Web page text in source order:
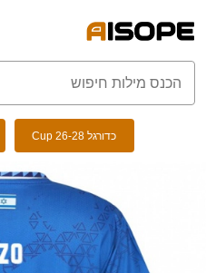
כדורגל Cup 26-28